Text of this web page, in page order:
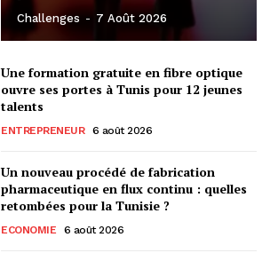
Challenges - 7 Août 2026
Une formation gratuite en fibre optique
ouvre ses portes à Tunis pour 12 jeunes
talents
ENTREPRENEUR 6 août 2026
Un nouveau procédé de fabrication
pharmaceutique en flux continu : quelles
retombées pour la Tunisie ?
ECONOMIE 6 août 2026